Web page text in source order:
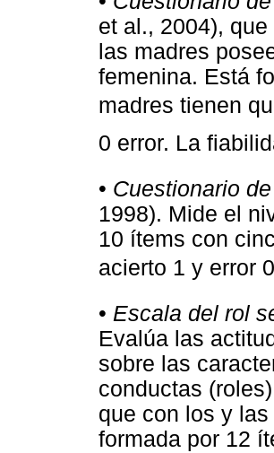
et al., 2004),
las madres
femenina. Está
madres tienen
0 error. La
• Cuestionario
1998). Mide el
10 ítems con
acierto 1 y
• Escala del rol
Evalúa las
sobre las
conductas
que con los y
formada por 12